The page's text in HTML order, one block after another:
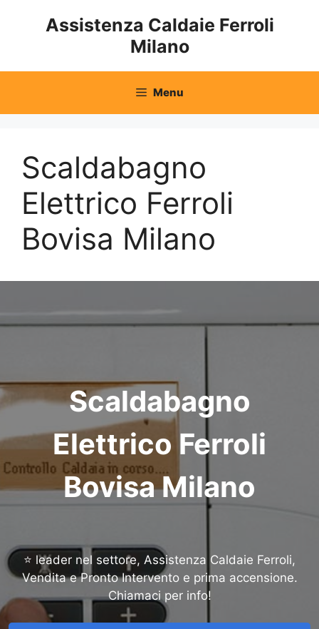
Assistenza Caldaie Ferroli
Milano
Menu
Scaldabagno
Elettrico Ferroli
Bovisa Milano
Scaldabagno
Elettrico Ferroli
Bovisa Milano
⭐ leader nel settore, Assistenza Caldaie Ferroli,
Vendita e Pronto Intervento e prima accensione.
Chiamaci per info!